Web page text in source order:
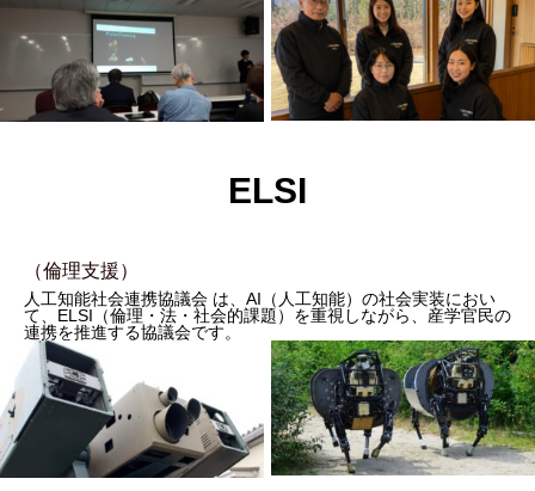
ELSI
（倫理支援）
人工知能社会連携協議会 は、AI（人工知能）の社会実装におい
て、ELSI（倫理・法・社会的課題）を重視しながら、産学官民の
連携を推進する協議会です。